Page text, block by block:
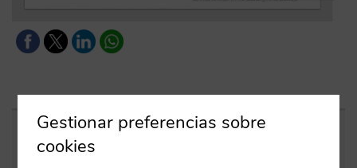
Entradas relacionadas
Gestionar preferencias sobre
cookies